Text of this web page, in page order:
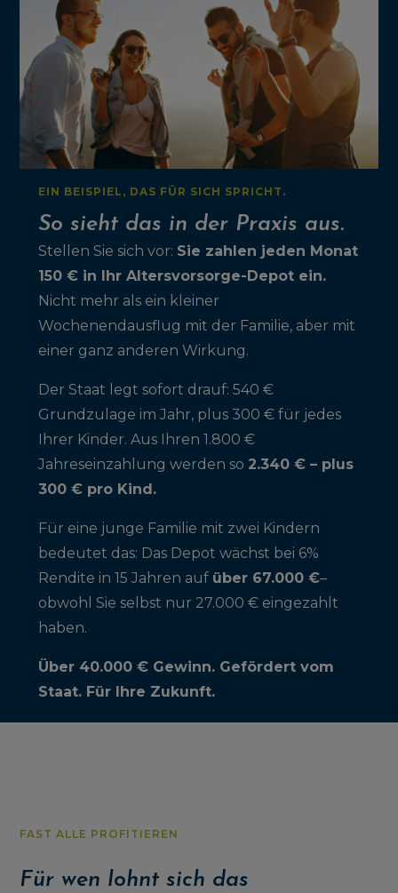
EIN BEISPIEL, DAS FÜR SICH SPRICHT.
So sieht das in der Praxis aus.
Stellen Sie sich vor: Sie zahlen jeden Monat
150 € in Ihr Altersvorsorge-Depot ein.
Nicht mehr als ein kleiner
Wochenendausflug mit der Familie, aber mit
einer ganz anderen Wirkung.
Der Staat legt sofort drauf: 540 €
Grundzulage im Jahr, plus 300 € für jedes
Ihrer Kinder. Aus Ihren 1.800 €
Jahreseinzahlung werden so 2.340 € – plus
300 € pro Kind.
Für eine junge Familie mit zwei Kindern
bedeutet das: Das Depot wächst bei 6%
Rendite in 15 Jahren auf über 67.000 €–
obwohl Sie selbst nur 27.000 € eingezahlt
haben.
Über 40.000 € Gewinn. Gefördert vom
Staat. Für Ihre Zukunft.
FAST ALLE PROFITIEREN
Für wen lohnt sich das